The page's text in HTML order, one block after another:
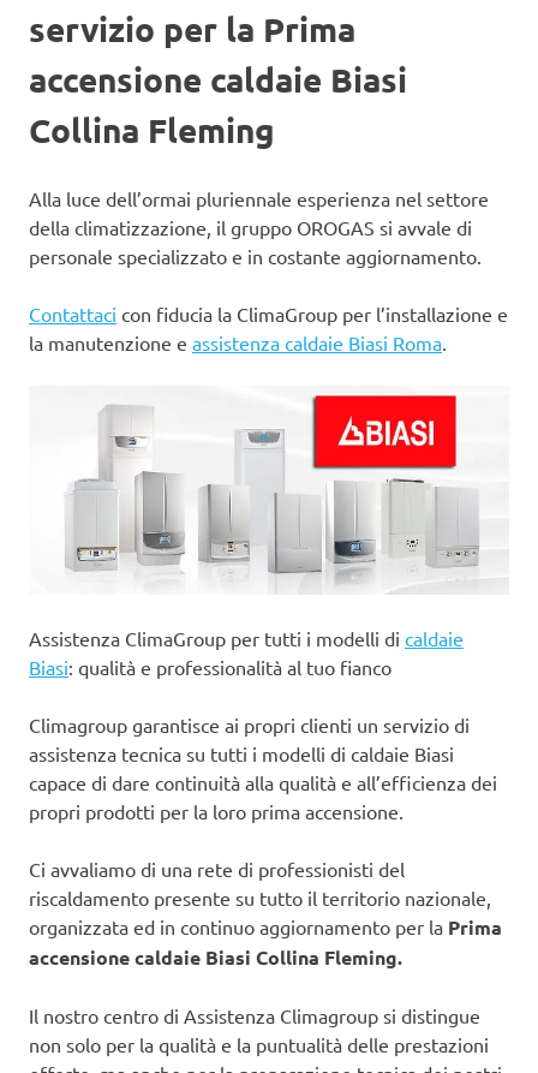
servizio per la Prima
accensione caldaie Biasi
Collina Fleming
Alla luce dell’ormai pluriennale esperienza nel settore
della climatizzazione, il gruppo OROGAS si avvale di
personale specializzato e in costante aggiornamento.
Contattaci con fiducia la ClimaGroup per l’installazione e
la manutenzione e assistenza caldaie Biasi Roma.
Assistenza ClimaGroup per tutti i modelli di caldaie
Biasi: qualità e professionalità al tuo fianco
Climagroup garantisce ai propri clienti un servizio di
assistenza tecnica su tutti i modelli di caldaie Biasi
capace di dare continuità alla qualità e all’efficienza dei
propri prodotti per la loro prima accensione.
Ci avvaliamo di una rete di professionisti del
riscaldamento presente su tutto il territorio nazionale,
organizzata ed in continuo aggiornamento per la Prima
accensione caldaie Biasi Collina Fleming.
Il nostro centro di Assistenza Climagroup si distingue
non solo per la qualità e la puntualità delle prestazioni